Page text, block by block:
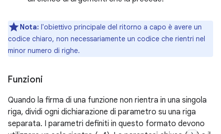
Nota: l'obiettivo principale del ritorno a capo è avere un
codice chiaro, non necessariamente un codice che rientri nel
minor numero di righe.
Funzioni
Quando la firma di una funzione non rientra in una singola
riga, dividi ogni dichiarazione di parametro su una riga
separata. I parametri definiti in questo formato devono